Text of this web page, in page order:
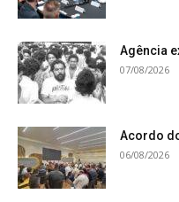
Agência
07/08/2026
Acordo
06/08/2026